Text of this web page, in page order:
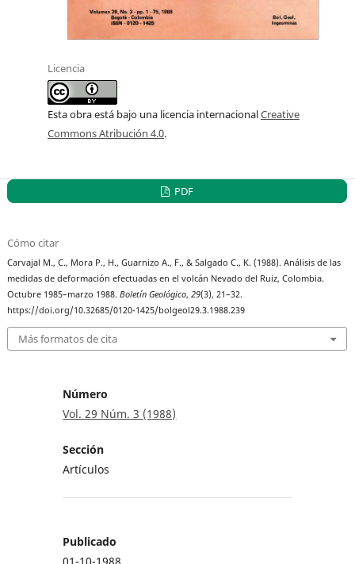
Licencia
Esta obra está bajo una licencia internacionalCreative
Commons Atribución 4.0.
PDF
Cómo citar
Carvajal M., C., Mora P., H., Guarnizo A., F., & Salgado C., K. (1988). Análisis de las
medidas de deformación efectuadas en el volcán Nevado del Ruiz, Colombia.
Octubre 1985–marzo 1988.Boletín Geológico,29(3), 21–32.
https://doi.org/10.32685/0120-1425/bolgeol29.3.1988.239
Más formatos de cita
Número
Vol. 29 Núm. 3 (1988)
Sección
Artículos
Publicado